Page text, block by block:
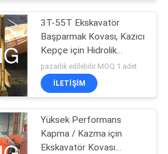
3T-55T Ekskavatör
Başparmak Kovası, Kazıcı
Kepçe için Hidrolik
Başparmak
pazarlık edilebilir MOQ:1 adet
İLETIŞIM
Yüksek Performans
Kapma / Kazma için
Ekskavatör Kovası